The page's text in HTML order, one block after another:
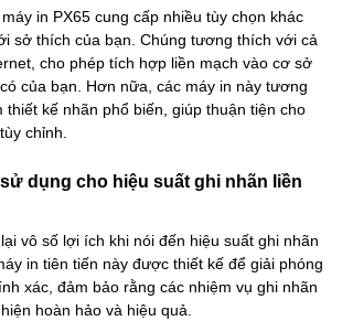
in PX65 cung cấp nhiều tùy chọn khác
sở thích của bạn. Chúng tương thích với cả
cho phép tích hợp liền mạch vào cơ sở
của bạn. Hơn nữa, các máy in này tương
thiết kế nhãn phổ biến, giúp thuận tiện cho
chỉnh.
dụng cho hiệu suất ghi nhãn liền
vô số lợi ích khi nói đến hiệu suất ghi nhãn
in tiên tiến này được thiết kế để giải phóng
xác, đảm bảo rằng các nhiệm vụ ghi nhãn
hoàn hảo và hiệu quả.